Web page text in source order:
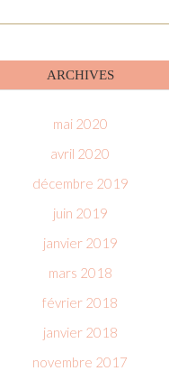
ARCHIVES
mai 2020
avril 2020
décembre 2019
juin 2019
janvier 2019
mars 2018
février 2018
janvier 2018
novembre 2017